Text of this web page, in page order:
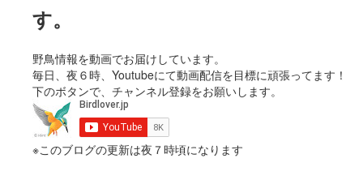
す。
野鳥情報を動画でお届けしています。
毎日、夜６時、Youtubeにて動画配信を目標に頑張ってます！
下のボタンで、チャンネル登録をお願いします。
※このブログの更新は夜７時頃になります